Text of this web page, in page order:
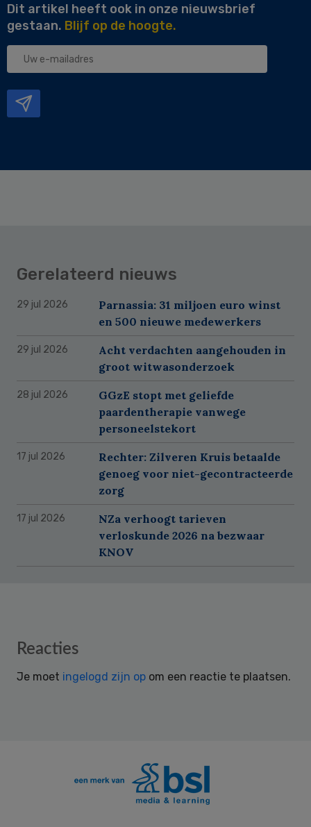
Dit artikel heeft ook in onze nieuwsbrief
gestaan. Blijf op de hoogte.
Uw
Gerelateerd nieuws
29 jul 2026
Parnassia: 31 miljoen euro winst
en 500 nieuwe medewerkers
29 jul 2026
Acht verdachten aangehouden in
groot witwasonderzoek
28 jul 2026
GGzE stopt met geliefde
paardentherapie vanwege
personeelstekort
17 jul 2026
Rechter: Zilveren Kruis betaalde
genoeg voor niet-gecontracteerde
zorg
17 jul 2026
NZa verhoogt tarieven
verloskunde 2026 na bezwaar
KNOV
Reader
Reacties
Je moet ingelogd zijn op om een reactie te plaatsen.